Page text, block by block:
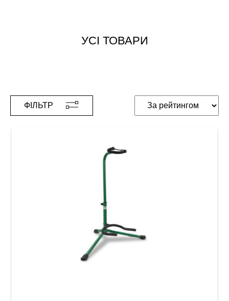
УСІ ТОВАРИ
ФІЛЬТР